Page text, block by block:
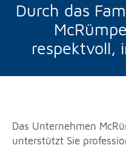
Durch das
respektvoll,
Das Unternehmen
unterstützt Sie